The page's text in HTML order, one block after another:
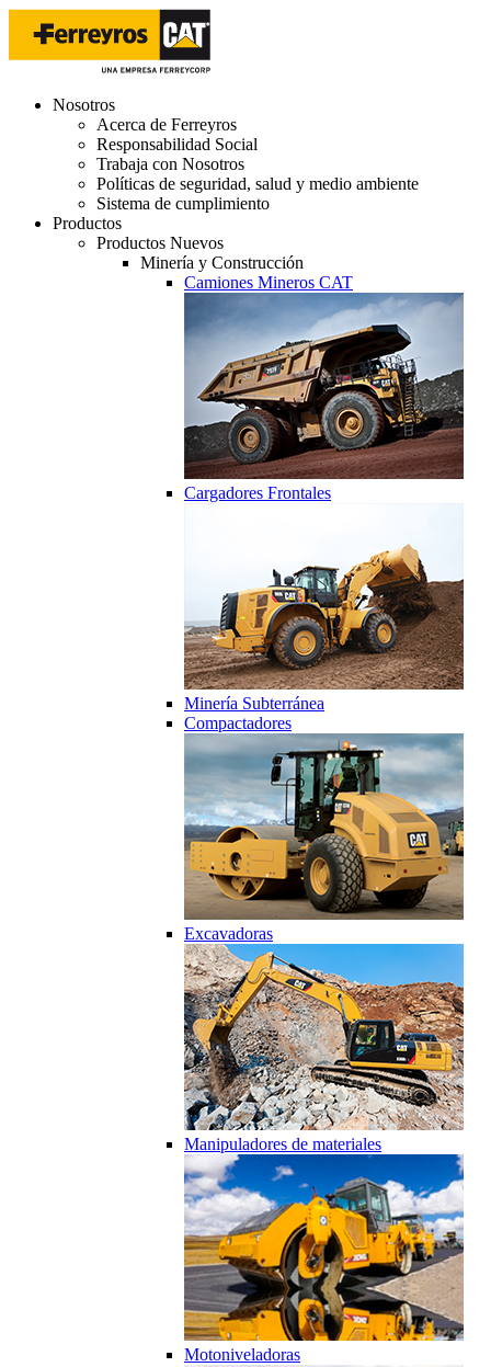
Nosotros
Acerca de Ferreyros
Responsabilidad Social
Trabaja con Nosotros
Políticas de seguridad, salud y medio ambiente
Sistema de cumplimiento
Productos
Productos Nuevos
Minería y Construcción
Camiones Mineros CAT
Cargadores Frontales
Minería Subterránea
Compactadores
Excavadoras
Manipuladores de materiales
Motoniveladoras